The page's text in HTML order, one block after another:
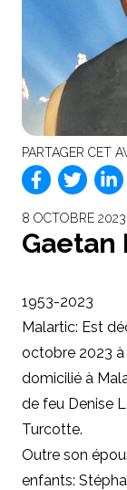
PARTAGER CET
8 OCTOBRE
Gaetan
1953-2023
Malartic: Est
octobre 2023 à
domicilié à
de feu Denise
Turcotte.
Outre son
enfants: